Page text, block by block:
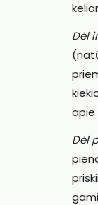
Dėl
apie
Dėl